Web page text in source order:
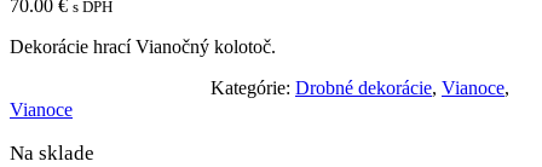
70.00 € s DPH
Dekorácie hrací Vianočný kolotoč.
Kategórie: Drobné dekorácie, Vianoce,
Vianoce
Na sklade